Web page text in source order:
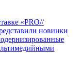
«PRO//
новинки